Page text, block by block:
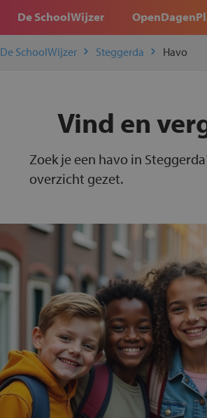
De SchoolWijzer
De SchoolWijzer Steggerda Havo
Vind en
Zoek je een havo in
overzicht gezet.